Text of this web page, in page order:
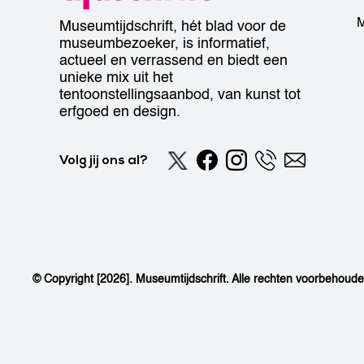
Museumtijdschrift, hét blad voor de
museumbezoeker, is informatief,
actueel en verrassend en biedt een
unieke mix uit het
tentoonstellingsaanbod, van kunst tot
erfgoed en design.
Volg jij ons al?
© Copyright [2026]. Museumtijdschrift. Alle rechten